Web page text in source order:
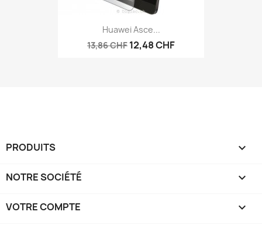
Huawei Asce...
13,86 CHF 12,48 CHF
PRODUITS 
NOTRE SOCIÉTÉ 
VOTRE COMPTE 